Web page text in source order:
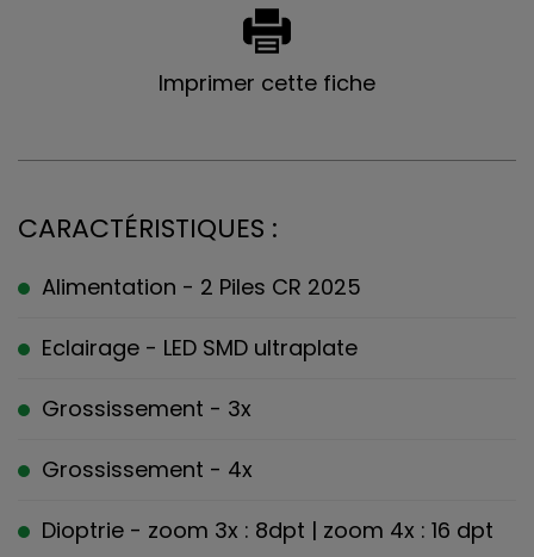
Imprimer cette fiche
CARACTÉRISTIQUES :
Alimentation - 2 Piles CR 2025
Eclairage - LED SMD ultraplate
Grossissement - 3x
Grossissement - 4x
Dioptrie - zoom 3x : 8dpt | zoom 4x : 16 dpt